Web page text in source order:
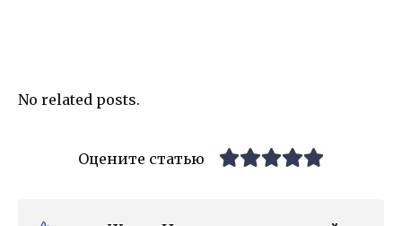
No related posts.
Оцените статью